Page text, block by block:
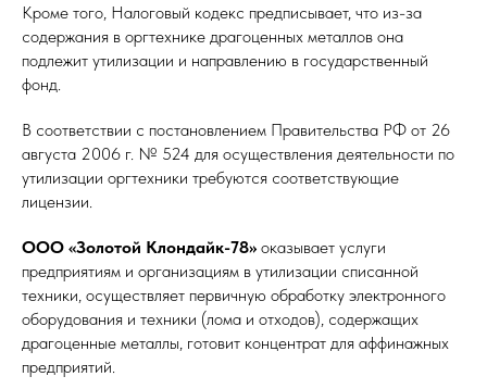
Кроме того, Налоговый кодекс предписывает, что из-за
содержания в оргтехнике драгоценных металлов она
подлежит утилизации и направлению в государственный
фонд.
В соответствии с постановлением Правительства РФ от 26
августа 2006 г. № 524 для осуществления деятельности по
утилизации оргтехники требуются соответствующие
лицензии.
ООО «Золотой Клондайк-78» оказывает услуги
предприятиям и организациям в утилизации списанной
техники, осуществляет первичную обработку электронного
оборудования и техники (лома и отходов), содержащих
драгоценные металлы, готовит концентрат для аффинажных
предприятий.